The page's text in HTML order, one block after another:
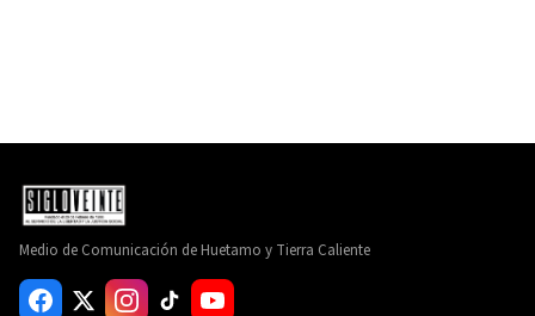
Medio de Comunicación de Huetamo y Tierra Caliente